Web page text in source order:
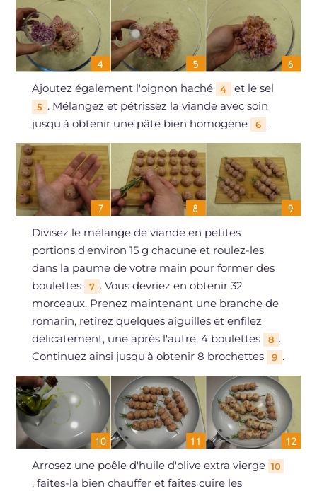
Ajoutez également l'oignon haché 4 et le sel
5 . Mélangez et pétrissez la viande avec soin
jusqu'à obtenir une pâte bien homogène
6 .
Divisez le mélange de viande en petites
portions d'environ 15 g chacune et roulez-les
dans la paume de votre main pour former des
boulettes
7 . Vous devriez en obtenir 32
morceaux. Prenez maintenant une branche de
romarin, retirez quelques aiguilles et enfilez
délicatement, une après l'autre, 4 boulettes
8 .
Continuez ainsi jusqu'à obtenir 8 brochettes
9 .
Arrosez une poêle d'huile d'olive extra vierge 10
, faites-la bien chauffer et faites cuire les